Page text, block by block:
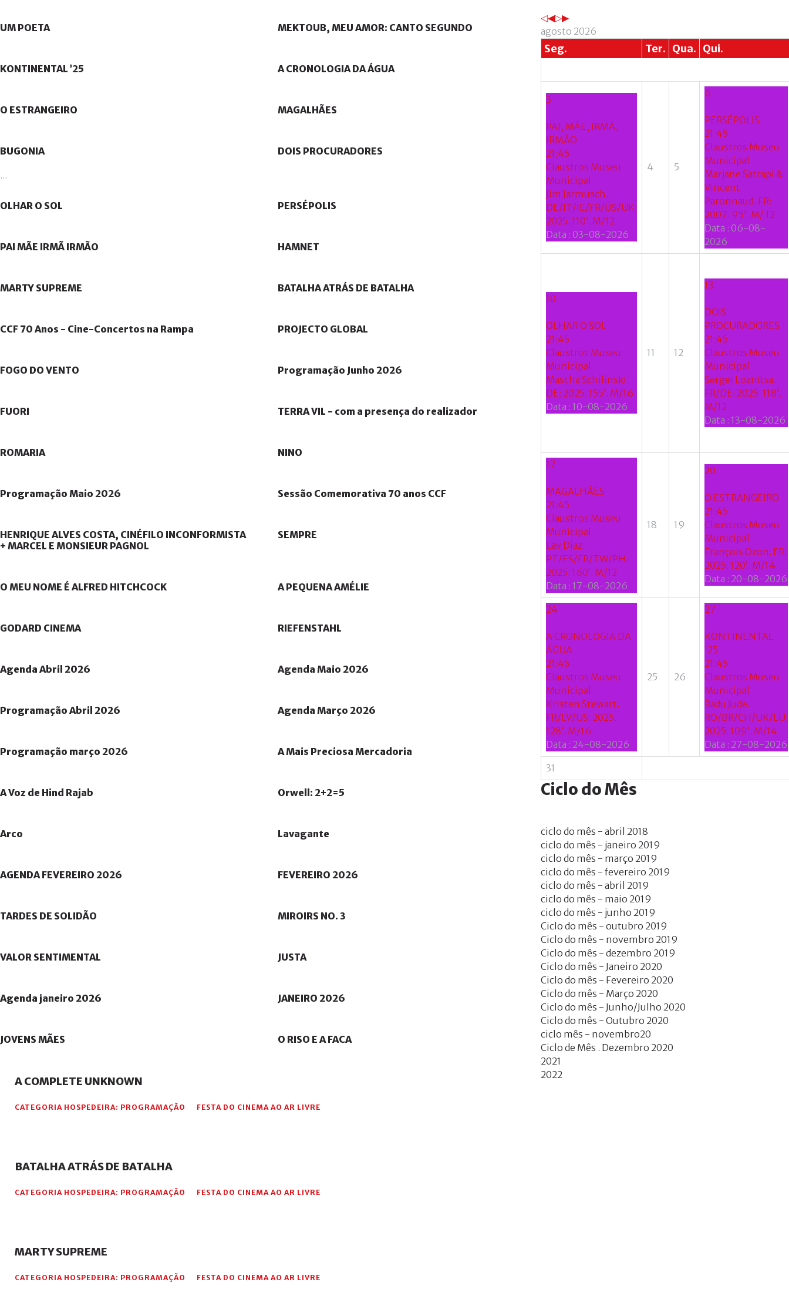
UM POETA MEKTOUB, MEU AMOR: CANTO SEGUNDO
KONTINENTAL ’25 A CRONOLOGIA DAÁGUA
O ESTRANGEIRO MAGALHÃES
BUGONIA
...
DOIS PROCURADORES
OLHAR O SOL PERSÉPOLIS
PAI MÃE IRMÃ IRMÃO HAMNET
MARTY SUPREME BATALHAATRÁS DE BATALHA
CCF 70 Anos - Cine-Concertos na Rampa PROJECTO GLOBAL
FOGO DO VENTO Programação Junho 2026
FUORI TERRAVIL - com a presença do realizador
ROMARIA NINO
Programação Maio 2026 Sessão Comemorativa 70 anos CCF
HENRIQUE ALVES COSTA, CINÉFILO INCONFORMISTA
+ MARCEL E MONSIEUR PAGNOL
SEMPRE
O MEU NOME É ALFRED HITCHCOCK A PEQUENAAMÉLIE
GODARD CINEMA RIEFENSTAHL
Agenda Abril 2026 Agenda Maio 2026
Programação Abril 2026 Agenda Março 2026
Programação março 2026 AMais Preciosa Mercadoria
AVoz de Hind Rajab Orwell: 2+2=5
Arco Lavagante
AGENDA FEVEREIRO 2026 FEVEREIRO 2026
TARDES DE SOLIDÃO MIROIRS NO. 3
VALOR SENTIMENTAL JUSTA
Agenda janeiro 2026 JANEIRO 2026
JOVENS MÃES O RISO E A FACA
ACOMPLETE UNKNOWN
CATEGORIA HOSPEDEIRA: PROGRAMAÇÃO FESTA DO CINEMA AO AR LIVRE
BATALHAATRÁSDE BATALHA
CATEGORIA HOSPEDEIRA: PROGRAMAÇÃO FESTA DO CINEMA AO AR LIVRE
MARTYSUPREME
CATEGORIA HOSPEDEIRA: PROGRAMAÇÃO FESTA DO CINEMA AO AR LIVRE
agosto 2026
Seg. Ter. Qua. Qui.
3
PAI, MÃE, IRMÃ,
IRMÃO
21:45
Claustros Museu
Municipal
Jim Jarmusch.
DE/IT/IE/FR/US/UK:
2025. 110’. M/12
Data : 03-08-2026
4 5
6
PERSÉPOLIS
21:45
Claustros Museu
Municipal
Marjane Satrapi &
Vincent
Paronnaud. FR:
2007. 95'. M/ 12
Data : 06-08-
2026
10
OLHAR O SOL
21:45
Claustros Museu
Municipal
Mascha Schilinski.
DE: 2025. 155’. M/16
Data : 10-08-2026
11 12
13
DOIS
PROCURADORES
21:45
Claustros Museu
Municipal
Sergei Loznitsa.
FR/DE: 2025. 118’.
M/12
Data : 13-08-2026
17
MAGALHÃES
21:45
Claustros Museu
Municipal
Lav Diaz.
PT/ES/FR/TW/PH:
2025. 160’. M/12
Data : 17-08-2026
18 19
20
O ESTRANGEIRO
21:45
Claustros Museu
Municipal
François Ozon. FR:
2025. 120’. M/14
Data : 20-08-2026
24
A CRONOLOGIA DA
ÁGUA
21:45
Claustros Museu
Municipal
Kristen Stewart.
FR/LV/US: 2025.
128’. M/16
Data : 24-08-2026
25 26
27
KONTINENTAL
'25
21:45
Claustros Museu
Municipal
Radu Jude.
RO/BR/CH/UK/LU:
2025. 109’. M/14
Data : 27-08-2026
31
Ciclo doMês
ciclo do mês - abril 2018
ciclo do mês - janeiro 2019
ciclo do mês - março 2019
ciclo do mês - fevereiro 2019
ciclo do mês - abril 2019
ciclo do mês - maio 2019
ciclo do mês - junho 2019
Ciclo do mês - outubro 2019
Ciclo do mês - novembro 2019
Ciclo do mês - dezembro 2019
Ciclo do mês - Janeiro 2020
Ciclo do mês - Fevereiro 2020
Ciclo do mês - Março 2020
Ciclo do mês - Junho/Julho 2020
Ciclo do mês - Outubro 2020
ciclo mês - novembro20
Ciclo de Mês . Dezembro 2020
2021
2022
se
do
nome
utilizador?
/
se
Login
with
+